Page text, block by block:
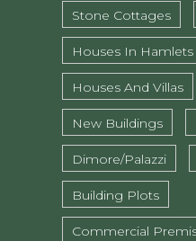
Stone Cottages
Houses In Hamlets
Houses And Villas
New Buildings
Dimore/Palazzi
Building Plots
Commercial